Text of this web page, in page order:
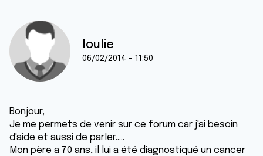
loulie
06/02/2014 - 11:50
Bonjour,
Je me permets de venir sur ce forum car j'ai besoin
d'aide et aussi de parler.....
Mon père a 70 ans, il lui a été diagnostiqué un cancer